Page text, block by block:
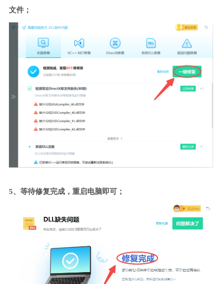
文件；
5、等待修复完成，重启电脑即可；